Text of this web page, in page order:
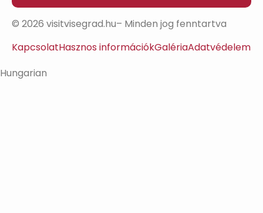
© 2026 visitvisegrad.hu– Minden jog fenntartva
KapcsolatHasznos információkGalériaAdatvédelem
Hungarian